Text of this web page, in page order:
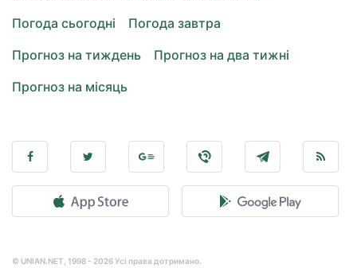
Погода сьогодні
Погода завтра
Прогноз на тиждень
Прогноз на два тижні
Прогноз на місяць
© UNIAN.NET, 1998 - 2026 Усі права дотримано.